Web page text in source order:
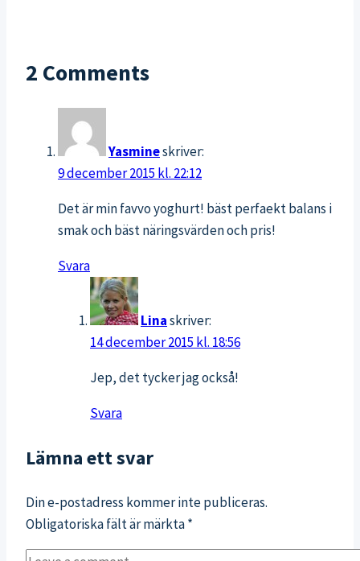
2 Comments
Yasmineskriver:
9 december 2015 kl. 22:12
Det är min favvo yoghurt! bäst perfaekt balans i
smak och bäst näringsvärden och pris!
Svara
Linaskriver:
14 december 2015 kl. 18:56
Jep, det tycker jag också!
Svara
Lämna ett svar
Din e-postadress kommer inte publiceras.
Obligatoriska fält är märkta*